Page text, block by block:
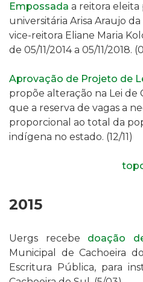
Empossada a reitora eleita
universitária Arisa Araujo
vice-reitora Eliane Maria
de 05/11/2014 a 05/11/2018.
Aprovação de Projeto de
propõe alteração na Lei de
que a reserva de vagas a
proporcional ao total da
indígena no estado. (12/11)
2015
Uergs recebe doação
Municipal de Cachoeira
Escritura Pública, para